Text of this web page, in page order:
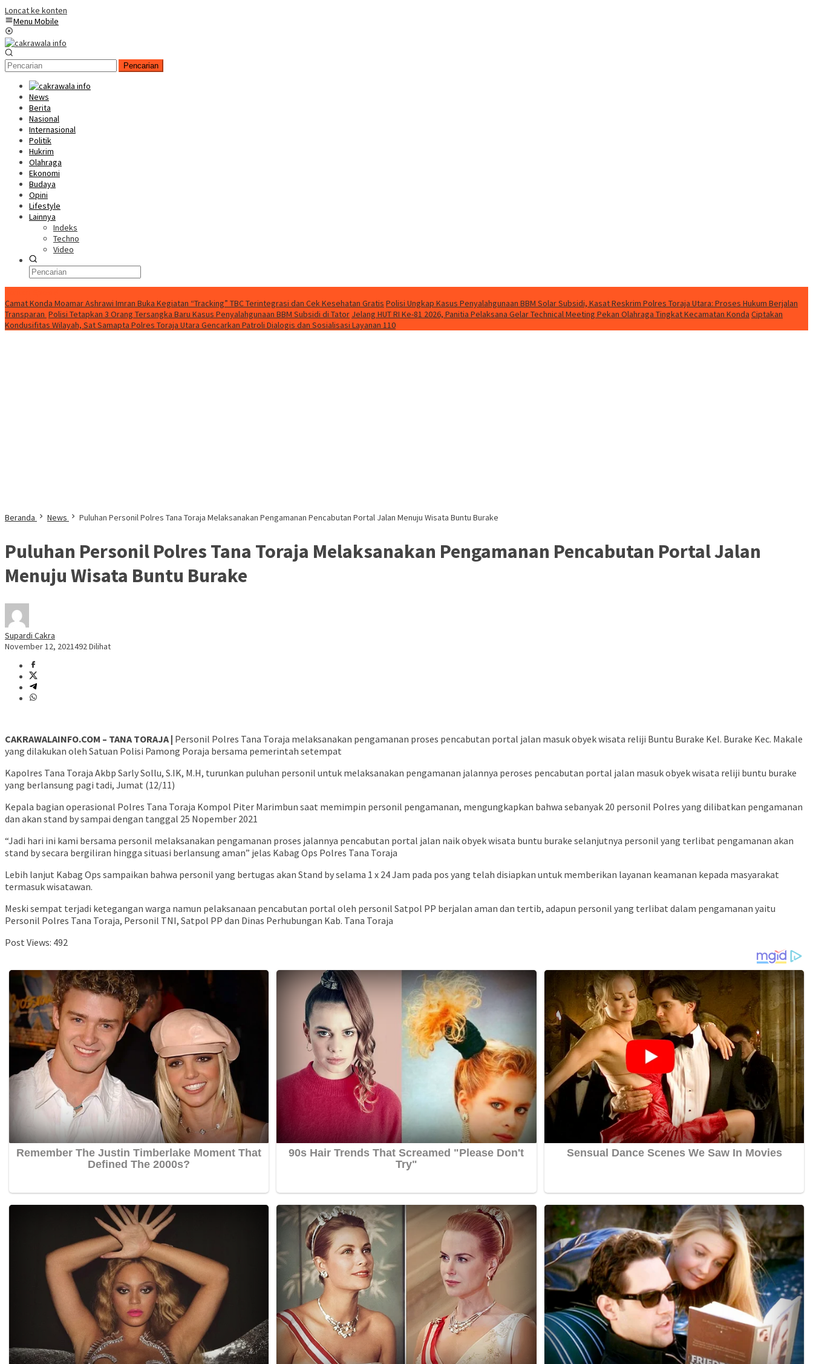
Loncat ke konten
Menu Mobile
Pencarian
News
Berita
Nasional
Internasional
Politik
Hukrim
Olahraga
Ekonomi
Budaya
Opini
Lifestyle
Lainnya
Indeks
Techno
Video
Camat Konda Moamar Ashrawi Imran Buka Kegiatan “Tracking” TBC Terintegrasi dan Cek Kesehatan Gratis Polisi Ungkap Kasus Penyalahgunaan BBM Solar Subsidi, Kasat Reskrim Polres Toraja Utara: Proses Hukum Berjalan
Transparan Polisi Tetapkan 3 Orang Tersangka Baru Kasus Penyalahgunaan BBM Subsidi di Tator Jelang HUT RI Ke-81 2026, Panitia Pelaksana Gelar Technical Meeting Pekan Olahraga Tingkat Kecamatan Konda Ciptakan
Kondusifitas Wilayah, Sat Samapta Polres Toraja Utara Gencarkan Patroli Dialogis dan Sosialisasi Layanan 110
Beranda News Puluhan Personil Polres Tana Toraja Melaksanakan Pengamanan Pencabutan Portal Jalan Menuju Wisata Buntu Burake
Puluhan Personil Polres Tana Toraja Melaksanakan Pengamanan Pencabutan Portal Jalan
Menuju Wisata Buntu Burake
Supardi Cakra
November 12, 2021492 Dilihat
CAKRAWALAINFO.COM – TANA TORAJA | Personil Polres Tana Toraja melaksanakan pengamanan proses pencabutan portal jalan masuk obyek wisata reliji Buntu Burake Kel. Burake Kec. Makale
yang dilakukan oleh Satuan Polisi Pamong Poraja bersama pemerintah setempat
Kapolres Tana Toraja Akbp Sarly Sollu, S.IK, M.H, turunkan puluhan personil untuk melaksanakan pengamanan jalannya peroses pencabutan portal jalan masuk obyek wisata reliji buntu burake
yang berlansung pagi tadi, Jumat (12/11)
Kepala bagian operasional Polres Tana Toraja Kompol Piter Marimbun saat memimpin personil pengamanan, mengungkapkan bahwa sebanyak 20 personil Polres yang dilibatkan pengamanan
dan akan stand by sampai dengan tanggal 25 Nopember 2021
“Jadi hari ini kami bersama personil melaksanakan pengamanan proses jalannya pencabutan portal jalan naik obyek wisata buntu burake selanjutnya personil yang terlibat pengamanan akan
stand by secara bergiliran hingga situasi berlansung aman” jelas Kabag Ops Polres Tana Toraja
Lebih lanjut Kabag Ops sampaikan bahwa personil yang bertugas akan Stand by selama 1 x 24 Jam pada pos yang telah disiapkan untuk memberikan layanan keamanan kepada masyarakat
termasuk wisatawan.
Meski sempat terjadi ketegangan warga namun pelaksanaan pencabutan portal oleh personil Satpol PP berjalan aman dan tertib, adapun personil yang terlibat dalam pengamanan yaitu
Personil Polres Tana Toraja, Personil TNI, Satpol PP dan Dinas Perhubungan Kab. Tana Toraja
Post Views: 492